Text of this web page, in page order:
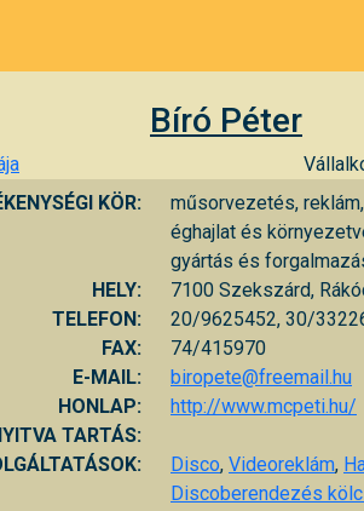
Bíró Péter
KÖR:
műsorvezetés,
éghajlat és
gyártás és
HELY:
7100 Szekszárd,
TELEFON:
20/9625452, 30/
FAX:
74/415970
E-MAIL:
biropete@freemail.hu
HONLAP:
http://www.mcpeti.hu/
TARTÁS:
Disco, Videoreklám,
Discoberendezés